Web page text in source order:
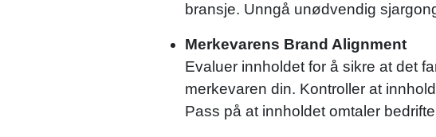
bransje. Unngå unødvendig
Merkevarens Brand Alignment
Evaluer innholdet for å sikre at det
merkevaren din. Kontroller at
Pass på at innholdet omtaler